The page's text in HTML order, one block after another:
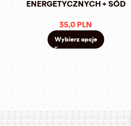
ENERGETYCZNYCH + SÓD
35,0 PLN
Wybierz opcje